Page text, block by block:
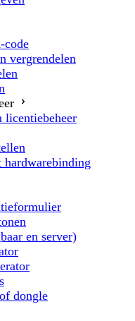
code
vergrendelen
licentiebeheer
hardwarebinding
en server)
dongle